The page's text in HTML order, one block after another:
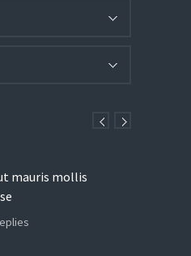
mauris mollis